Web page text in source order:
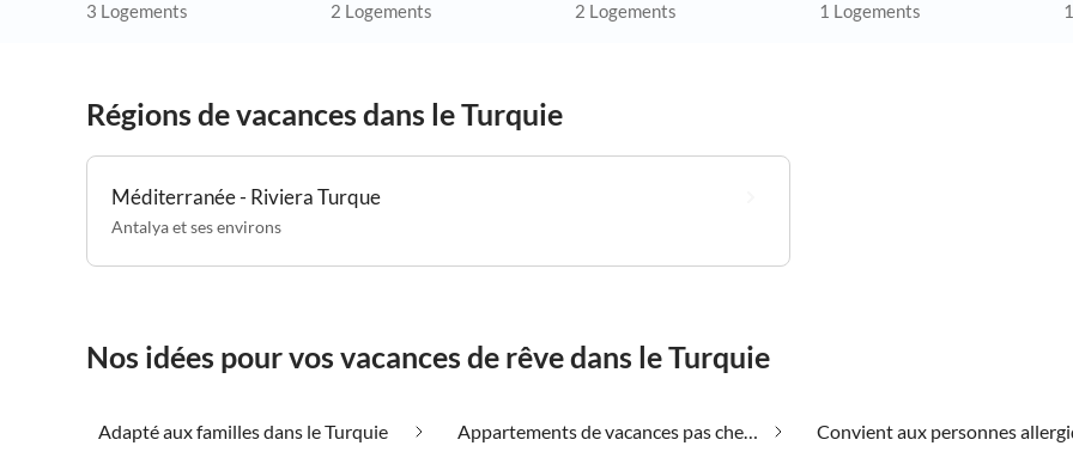
3 Logements 2 Logements 2 Logements 1 Logements
Régions de vacances dans le Turquie
Méditerranée - Riviera Turque
Antalya et ses environs
Nos idées pour vos vacances de rêve dans le Turquie
Adapté aux familles dans le Turquie Appartements de vacances pas chers dans le Turquie